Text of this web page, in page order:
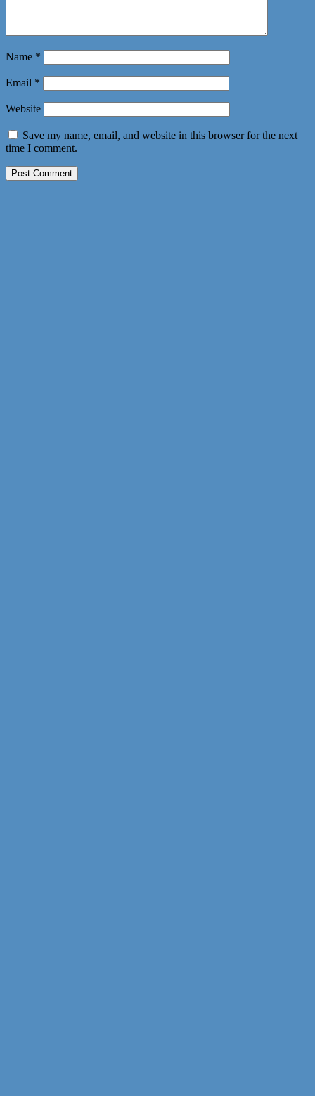
Name *
Email *
Website
Save my name, email, and website in this browser for the next
time I comment.